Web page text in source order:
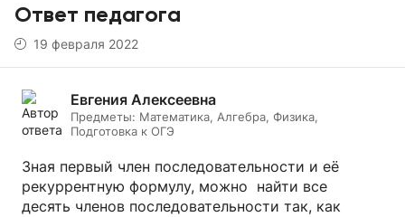
Ответ педагога
19 февраля 2022
Евгения Алексеевна
Предметы: Математика, Алгебра, Физика,
Подготовка к ОГЭ
Зная первый член последовательности и её
рекуррентную формулу, можно найти все
десять членов последовательности так, как